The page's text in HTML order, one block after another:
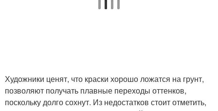
Художники ценят, что краски хорошо ложатся на грунт,
позволяют получать плавные переходы оттенков,
поскольку долго сохнут. Из недостатков стоит отметить,